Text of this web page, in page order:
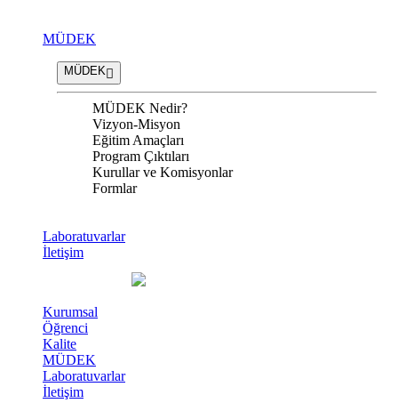
MÜDEK
MÜDEK
MÜDEK Nedir?
Vizyon-Misyon
Eğitim Amaçları
Program Çıktıları
Kurullar ve Komisyonlar
Formlar
Laboratuvarlar
İletişim
Kurumsal
Öğrenci
Kalite
MÜDEK
Laboratuvarlar
İletişim